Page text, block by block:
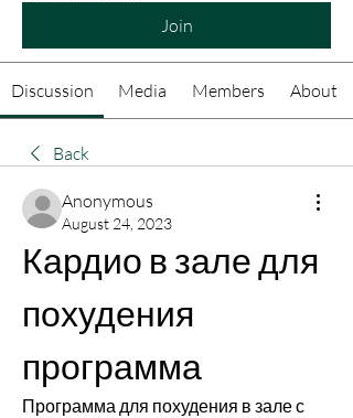
Join
Discussion Media Members About
Back
Anonymous
August 24, 2023
Кардио в зале для
похудения
программа
Программа для похудения в зале с